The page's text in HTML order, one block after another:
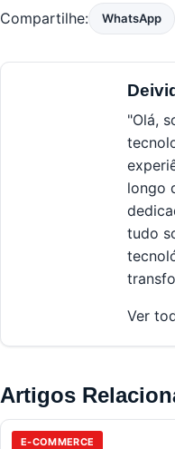
Compartilhe: WhatsApp
Deivid
"Olá,
longo
tudo
Ver
Artigos
E-COMMERCE